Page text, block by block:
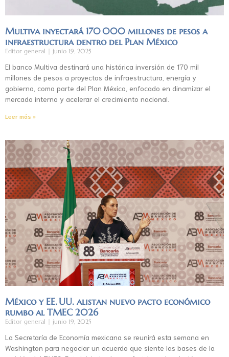
Multiva inyectará 170 000 millones de pesos a
infraestructura dentro del Plan México
Editor general junio 19, 2025
El banco Multiva destinará una histórica inversión de 170 mil
millones de pesos a proyectos de infraestructura, energía y
gobierno, como parte del Plan México, enfocado en dinamizar el
mercado interno y acelerar el crecimiento nacional.
Leer más »
México y EE. UU. alistan nuevo pacto económico
rumbo al TMEC 2026
Editor general junio 19, 2025
La Secretaría de Economía mexicana se reunirá esta semana en
Washington para negociar un acuerdo que siente las bases de la